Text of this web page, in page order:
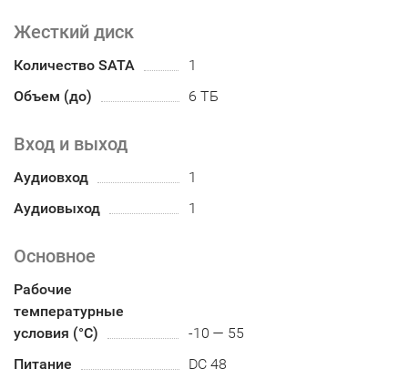
Жесткий диск
Количество SATA
1
Объем (до)
6 ТБ
Вход и выход
Аудиовход
1
Аудиовыход
1
Основное
Рабочие
температурные
условия (°С)
-10 — 55
Питание
DC 48